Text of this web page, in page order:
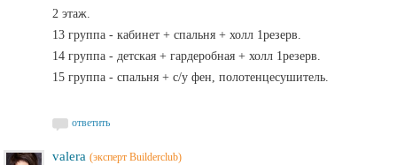
2 этаж.
13 группа - кабинет + спальня + холл 1резерв.
14 группа - детская + гардеробная + холл 1резерв.
15 группа - спальня + с/у фен, полотенцесушитель.
ответить
valera (эксперт Builderclub)